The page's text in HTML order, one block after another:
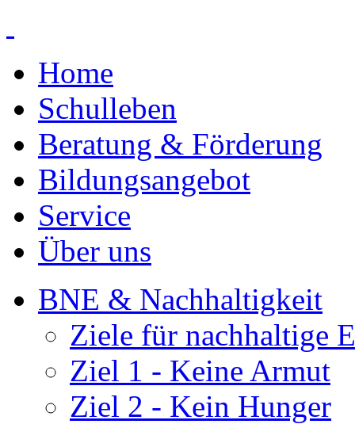
Home
Schulleben
Beratung & Förderung
Bildungsangebot
Service
Über uns
BNE & Nachhaltigkeit
Ziele für nachhaltige
Ziel 1 - Keine Armut
Ziel 2 - Kein Hunger